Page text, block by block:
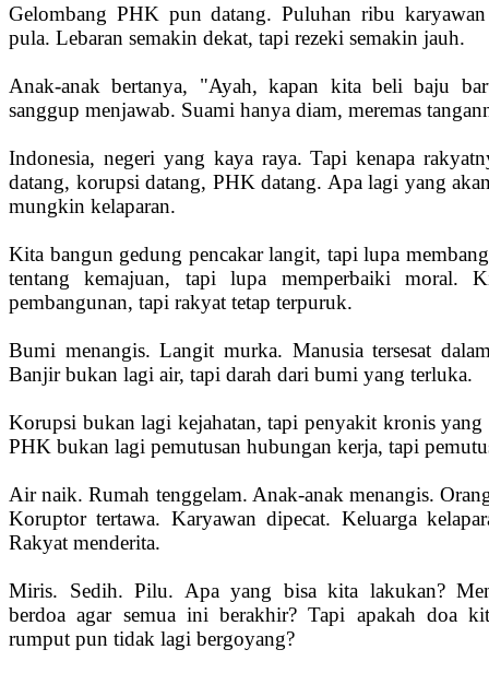
Gelombang PHK pun datang. Puluhan ribu
pula. Lebaran semakin dekat, tapi rezeki semakin jauh.
Anak-anak bertanya, "Ayah, kapan kita beli baju
sanggup menjawab. Suami hanya diam, meremas
Indonesia, negeri yang kaya raya. Tapi kenapa
datang, korupsi datang, PHK datang. Apa lagi yang
mungkin kelaparan.
Kita bangun gedung pencakar langit, tapi lupa
tentang kemajuan, tapi lupa memperbaiki moral.
pembangunan, tapi rakyat tetap terpuruk.
Bumi menangis. Langit murka. Manusia tersesat
Banjir bukan lagi air, tapi darah dari bumi yang terluka.
Korupsi bukan lagi kejahatan, tapi penyakit kronis
PHK bukan lagi pemutusan hubungan kerja, tapi
Air naik. Rumah tenggelam. Anak-anak menangis.
Koruptor tertawa. Karyawan dipecat. Keluarga
Rakyat menderita.
Miris. Sedih. Pilu. Apa yang bisa kita lakukan?
berdoa agar semua ini berakhir? Tapi apakah doa
rumput pun tidak lagi bergoyang?